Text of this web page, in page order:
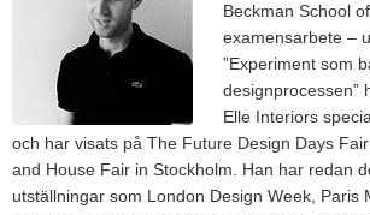
Beckman School
examensarbete –
”Experiment som
designprocessen”
Elle Interiors
och har visats på The Future Design Days
and House Fair in Stockholm. Han har redan
utställningar som London Design Week, Paris